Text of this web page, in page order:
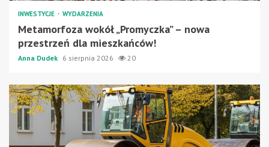
INWESTYCJE WYDARZENIA
Metamorfoza wokół „Promyczka” – nowa
przestrzeń dla mieszkańców!
Anna Dudek 6 sierpnia 2026 20